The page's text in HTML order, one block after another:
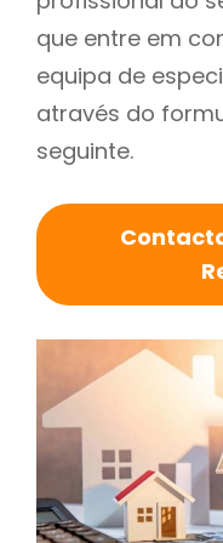
que entre em
equipa de
através do
seguinte.